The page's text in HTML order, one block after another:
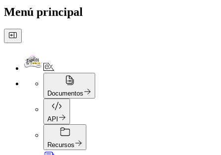
Menú principal
Documentos
API
Recursos